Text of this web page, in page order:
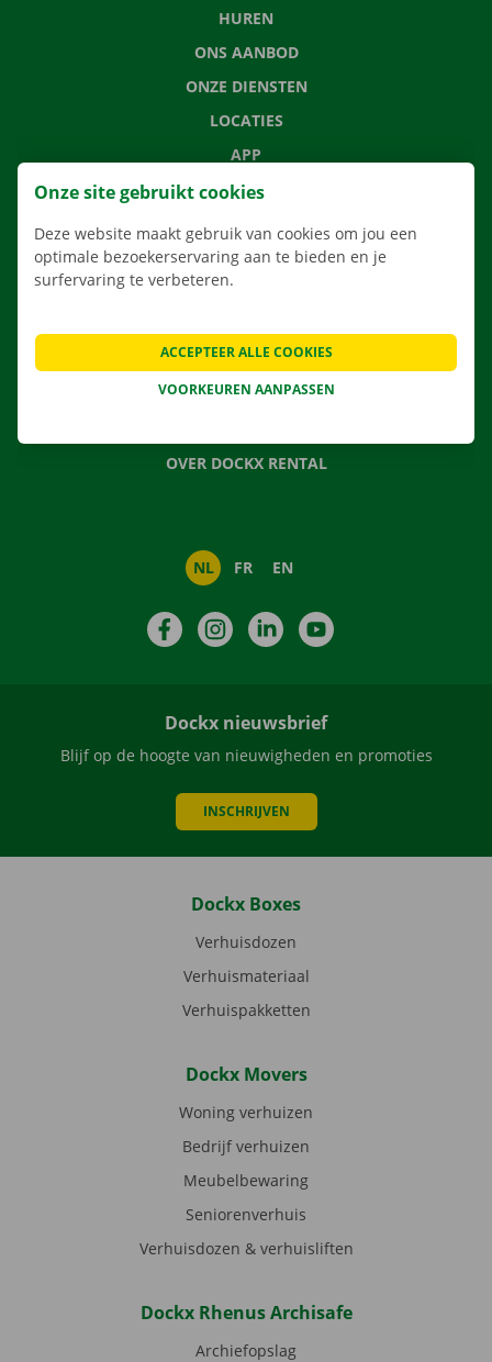
HUREN
ONS AANBOD
ONZE DIENSTEN
LOCATIES
APP
VERHUISOPLOSSINGEN
CONTACTEER ONS
NIEUWS
CADEAUBON
OVER DOCKX RENTAL
NL FR EN
FacebookInstagramLinkedIn
Dockx nieuwsbrief
Blijf op de hoogte van nieuwigheden en promoties
INSCHRIJVEN
Dockx Boxes
Verhuisdozen
Verhuismateriaal
Verhuispakketten
Dockx Movers
Woning verhuizen
Bedrijf verhuizen
Meubelbewaring
Seniorenverhuis
Verhuisdozen & verhuisliften
Dockx Rhenus Archisafe
Archiefopslag
Onze site gebruikt cookies
Deze website maakt gebruik van cookies om jou een
optimale bezoekerservaring aan te bieden en je
surfervaring te verbeteren.
VOORKEUREN AANPASSEN
ACCEPTEER ALLE COOKIES